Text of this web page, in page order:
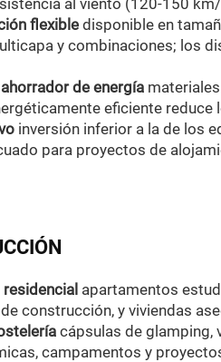
flexible disponible en
y combinaciones; los
de energía
eficiente
inversión inferior a la de los
para proyectos de
apartamentos
construcción, y viviendas
cápsulas de glamping,
campamentos y